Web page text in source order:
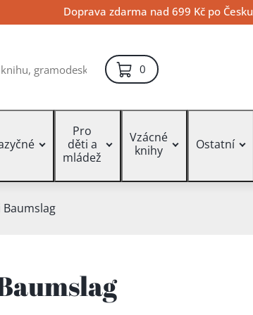
Doprava zdarma nad 699 Kč po Česku
0položek – košík
Pro
děti a
mládež
Vzácné
knihy
Ostatní
Baumslag